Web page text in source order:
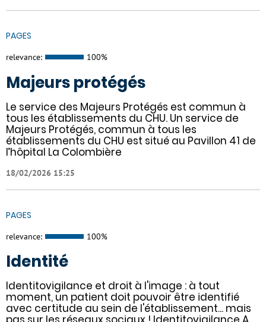
PAGES
relevance: 100%
Majeurs protégés
Le service des Majeurs Protégés est commun à
tous les établissements du CHU. Un service de
Majeurs Protégés, commun à tous les
établissements du CHU est situé au Pavillon 41 de
l’hôpital La Colombière
18/02/2026 15:25
PAGES
relevance: 100%
Identité
Identitovigilance et droit à l'image : à tout
moment, un patient doit pouvoir être identifié
avec certitude au sein de l'établissement... mais